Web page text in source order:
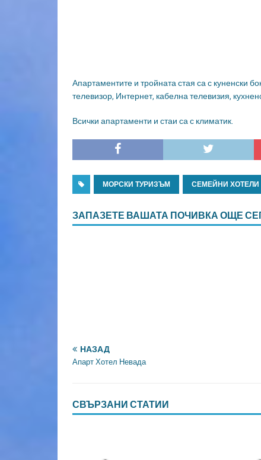
Апартаментите и тройната стая са с куненски
телевизор, Интернет, кабелна телевизия,
Всички апартаменти и стаи са с климатик.
МОРСКИ ТУРИЗЪМ СЕМЕЙНИ ХОТЕЛИ
ЗАПАЗЕТЕ ВАШАТА ПОЧИВКА ОЩЕ
НАЗАД
Апарт Хотел Невада
СВЪРЗАНИ СТАТИИ